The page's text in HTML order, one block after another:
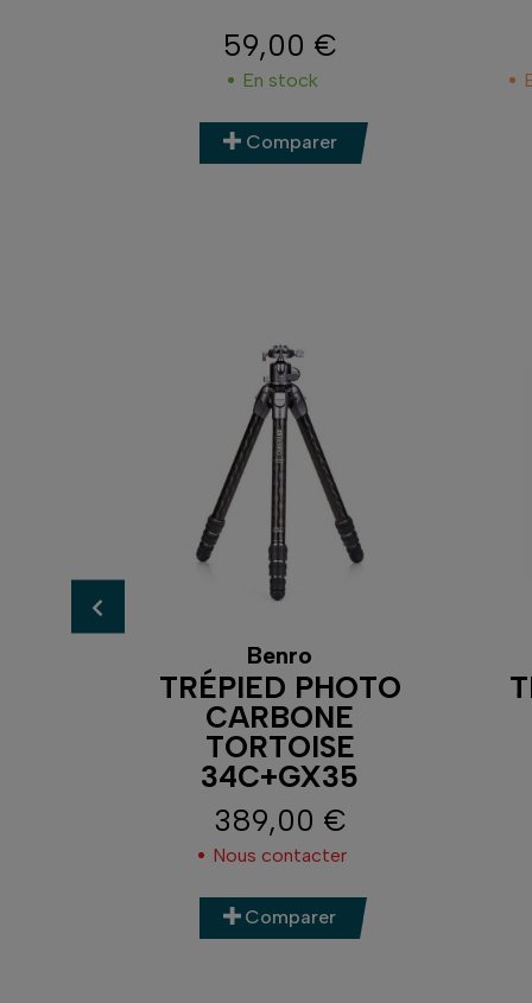
Prix
59,00 €
En stock
Comparer
Benro
TRÉPIED PHOTO
CARBONE
TORTOISE
34C+GX35
Prix
389,00 €
Nous contacter
Comparer